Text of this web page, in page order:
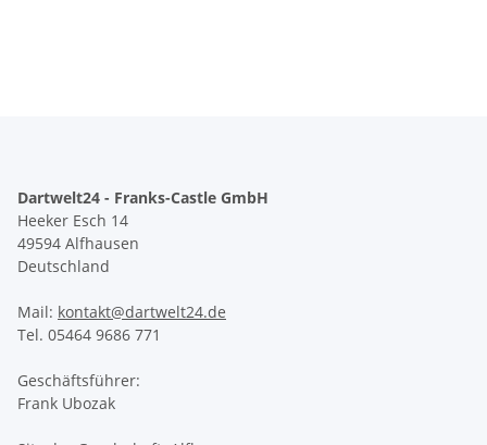
Dartwelt24 - Franks-Castle GmbH
Heeker Esch 14
49594 Alfhausen
Deutschland
Mail: kontakt@dartwelt24.de
Tel. 05464 9686 771
Geschäftsführer:
Frank Ubozak